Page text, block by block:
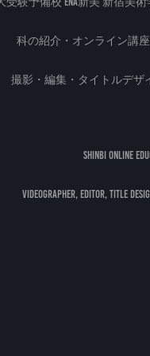
科の紹介・オンライン講
撮影・編集・タイトルデ
SHINBI Online
Videographer, Editor, Title